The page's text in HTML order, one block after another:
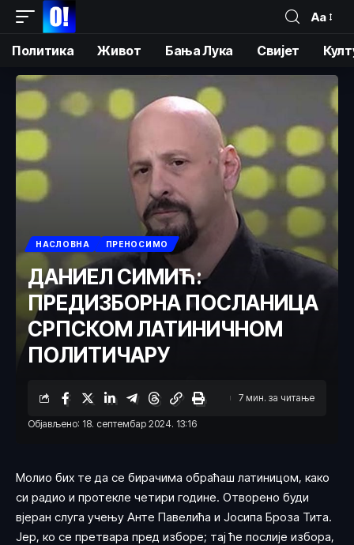
Аа
Политика Живот Бања Лука Свијет
НАСЛОВНА ПРЕНОСИМО
ДАНИЕЛ СИМИЋ:
ПРЕДИЗБОРНА ПОСЛАНИЦА
СРПСКОМ ЛАТИНИЧНОМ
ПОЛИТИЧАРУ
Објављено: 18. септембар 2024. 13:16
7 мин. за читање
Молио бих те да се бирачима обраћаш латиницом, како
си радио и протекле четири године. Отворено буди
вјеран слуга учењу Анте Павелића и Јосипа Броза Тита.
Јер, ко се претвара пред изборе; тај ће послије избора,